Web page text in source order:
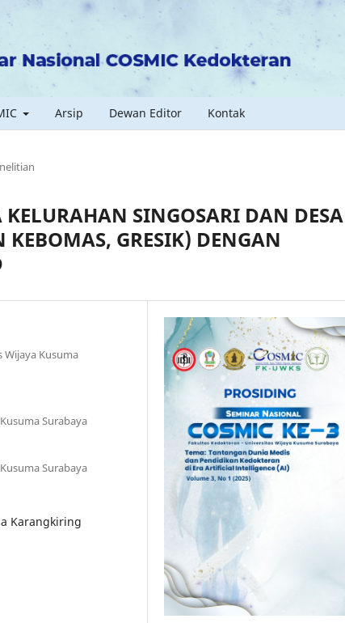
Arsip Dewan Editor Kontak
KELURAHAN SINGOSARI DAN DESA
GRESIK) DENGAN
Kusuma
Surabaya
Surabaya
Karangkiring